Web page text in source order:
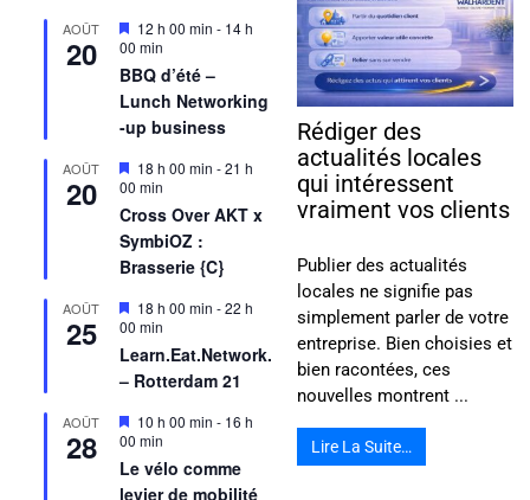
AOÛT
20
Mis
en
avant
12 h 00 min - 14 h
00 min
BBQ d’été –
Lunch Networking
-up business
AOÛT
20
Mis
en
18 h 00 min -21 h
00 min
Cross Over AKT x
SymbiOZ :
Brasserie {C}
AOÛT
25
Mis
en
18 h 00 min -22 h
00 min
Learn.Eat.Network.
– Rotterdam 21
AOÛT
28
Mis
en
avant
10 h 00 min - 16 h
00 min
Le vélo comme
levier de mobilité
Rédiger des
actualités locales
qui intéressent
vraiment vos clients
Publier des actualités
locales ne signifie pas
simplement parler de votre
entreprise. Bien choisies et
bien racontées, ces
nouvelles montrent ...
Lire La Suite…